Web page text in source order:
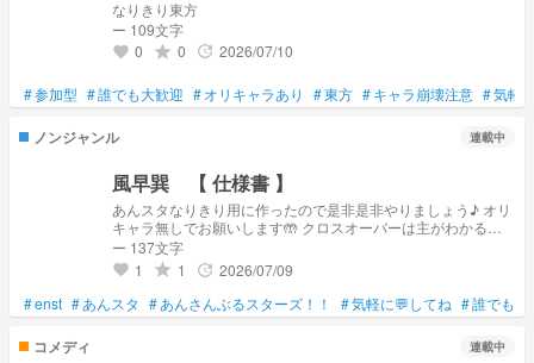
なりきり東方
ー 109文字
favorite 0 grade 0 update 2026/07/10
#参加型 #誰でも大歓迎 #オリキャラあり #東方 #キャラ崩壊注意 #気軽
ノンジャンル 連載中
風早巽 【 仕様書 】
あんスタなりきり用に作ったので是非是非やりましょう♪ オリ
キャラ無しでお願いします🤲 クロスオーバーは主がわかる範
囲までなら...!! すんごい再現度低いです... 解釈不一致でも許し
てください...ｯｯｯｯ
ー 137文字
favorite 1 grade 1 update 2026/07/09
#enst #あんスタ #あんさんぶるスターズ！！ #気軽に💬してね #誰でも
コメディ 連載中